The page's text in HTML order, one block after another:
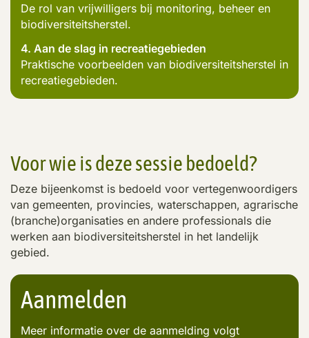
De rol van vrijwilligers bij monitoring, beheer en
biodiversiteitsherstel.
4. Aan de slag in recreatiegebieden
Praktische voorbeelden van biodiversiteitsherstel in
recreatiegebieden.
Voor wie is deze sessie bedoeld?
Deze bijeenkomst is bedoeld voor vertegenwoordigers
van gemeenten, provincies, waterschappen, agrarische
(branche)organisaties en andere professionals die
werken aan biodiversiteitsherstel in het landelijk
gebied.
Aanmelden
Meer informatie over de aanmelding volgt